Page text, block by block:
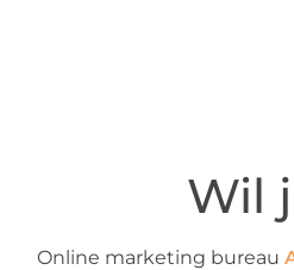
Wil
Online marketing bureau